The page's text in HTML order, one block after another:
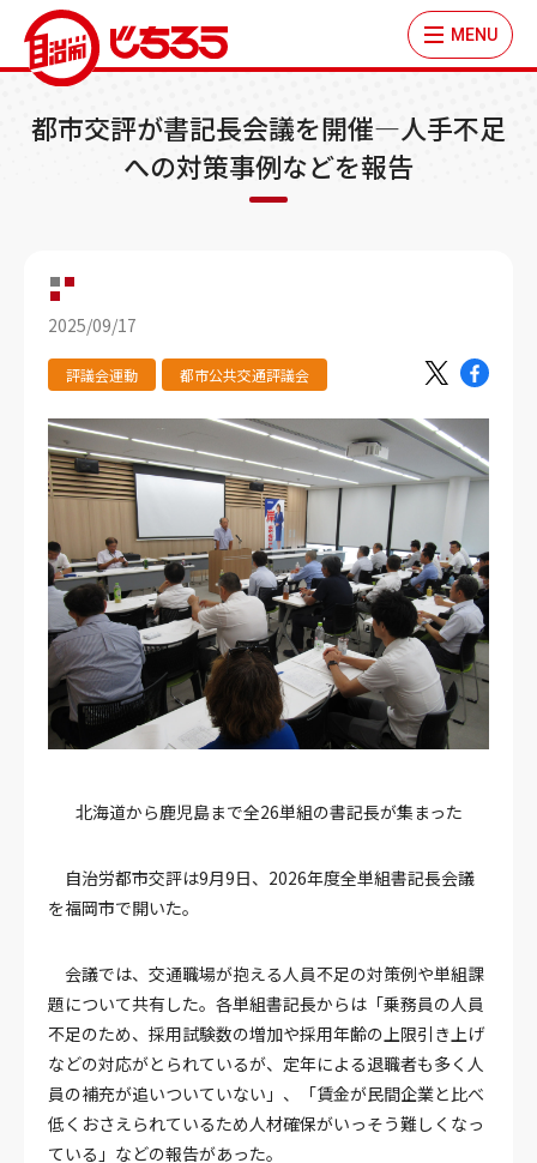
MENU
都市交評が書記長会議を開催―人手不足
への対策事例などを報告
2025/09/17
評議会運動 都市公共交通評議会
北海道から鹿児島まで全26単組の書記長が集まった
自治労都市交評は9月9日、2026年度全単組書記長会議
を福岡市で開いた。
会議では、交通職場が抱える人員不足の対策例や単組課
題について共有した。各単組書記長からは「乗務員の人員
不足のため、採用試験数の増加や採用年齢の上限引き上げ
などの対応がとられているが、定年による退職者も多く人
員の補充が追いついていない」、「賃金が民間企業と比べ
低くおさえられているため人材確保がいっそう難しくなっ
ている」などの報告があった。